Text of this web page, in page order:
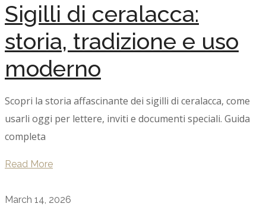
Sigilli di ceralacca:
storia, tradizione e uso
moderno
Scopri la storia affascinante dei sigilli di ceralacca, come
usarli oggi per lettere, inviti e documenti speciali. Guida
completa
Read More
March 14, 2026